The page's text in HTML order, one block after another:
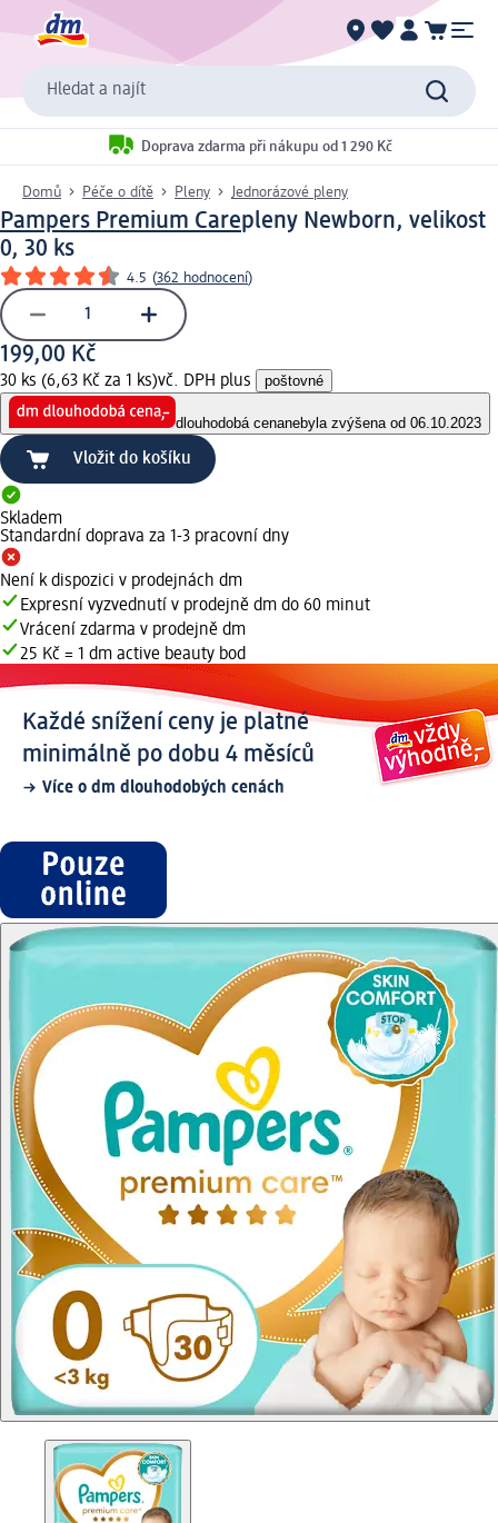
Hledat a najít
Doprava zdarma při nákupu od 1 290 Kč
Domů Péče o dítě Pleny Jednorázové pleny
Pampers Premium Carepleny Newborn, velikost
0, 30 ks
4.5 (362 hodnocení)
199,00 Kč
30 ks (6,63 Kč za 1 ks)vč. DPH plus poštovné
dlouhodobá cenanebyla zvýšena od 06.10.2023
Vložit do košíku
Skladem
Standardní doprava za 1-3 pracovní dny
Není k dispozici v prodejnách dm
Expresní vyzvednutí v prodejně dm do 60 minut
Vrácení zdarma v prodejně dm
25 Kč = 1 dm active beauty bod
Každé snížení ceny je platné
minimálně po dobu 4 měsíců
Více o dm dlouhodobých cenách